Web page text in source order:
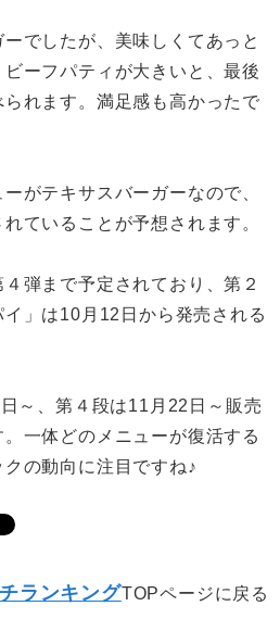
でしたが、美味しくてあっと
ーフパティが大きいと、最後
れます。満足感も高かったで
がテキサスバーガーなので、
ていることが予想されます。
弾まで予定されており、第２
」は10月12日から発売される
～、第４段は11月22日～販売
一体どのメニューが復活する
の動向に注目ですね♪
ランキングTOPページに戻る